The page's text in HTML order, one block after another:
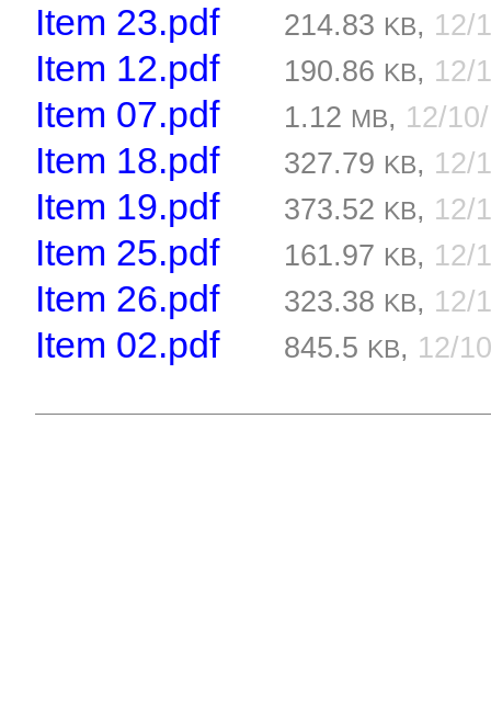
Item 23.pdf 214.83 KB, 12/
Item 12.pdf 190.86 KB, 12/
Item 07.pdf 1.12 MB, 12/
Item 18.pdf 327.79 KB, 12/
Item 19.pdf 373.52 KB, 12/
Item 25.pdf 161.97 KB, 12/
Item 26.pdf 323.38 KB, 12/
Item 02.pdf 845.5 KB, 12/